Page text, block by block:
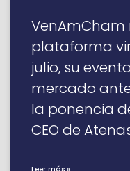
VenAmCham
plataforma
julio, su
mercado
la ponencia
CEO de